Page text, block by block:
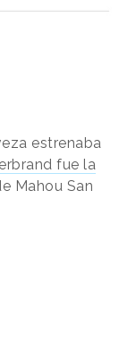
estrenaba
fue la
Mahou San